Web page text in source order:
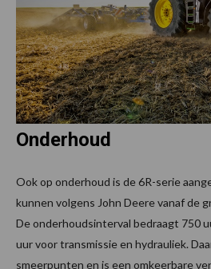
Onderhoud
Ook op onderhoud is de 6R-serie
kunnen volgens John Deere vanaf de
De onderhoudsinterval bedraagt 750
uur voor transmissie en hydrauliek.
smeerpunten en is een omkeerbare